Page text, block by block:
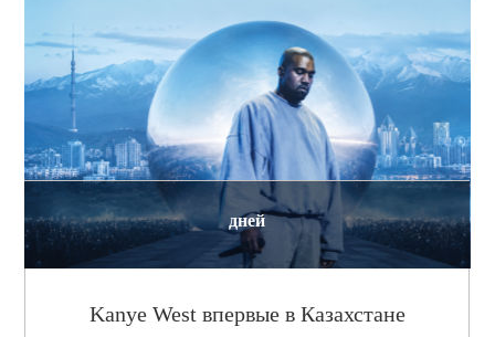
дней
Kanye West впервые в Казахстане